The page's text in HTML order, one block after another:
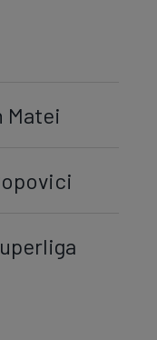
Matei